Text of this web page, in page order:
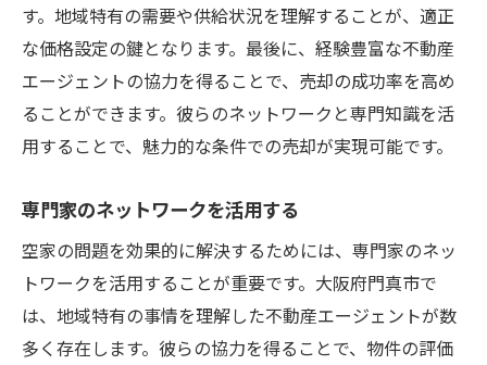
す。地域特有の需要や供給状況を理解することが、適正
な価格設定の鍵となります。最後に、経験豊富な不動産
エージェントの協力を得ることで、売却の成功率を高め
ることができます。彼らのネットワークと専門知識を活
用することで、魅力的な条件での売却が実現可能です。
専門家のネットワークを活用する
空家の問題を効果的に解決するためには、専門家のネッ
トワークを活用することが重要です。大阪府門真市で
は、地域特有の事情を理解した不動産エージェントが数
多く存在します。彼らの協力を得ることで、物件の評価